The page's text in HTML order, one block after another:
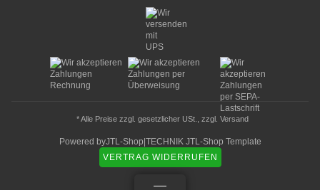
* Alle Preise zzgl. gesetzlicher USt., zzgl. Versand
Powered byJTL-Shop TECHNIK JTL-Shop Template
VERTRAG WIDERRUFEN